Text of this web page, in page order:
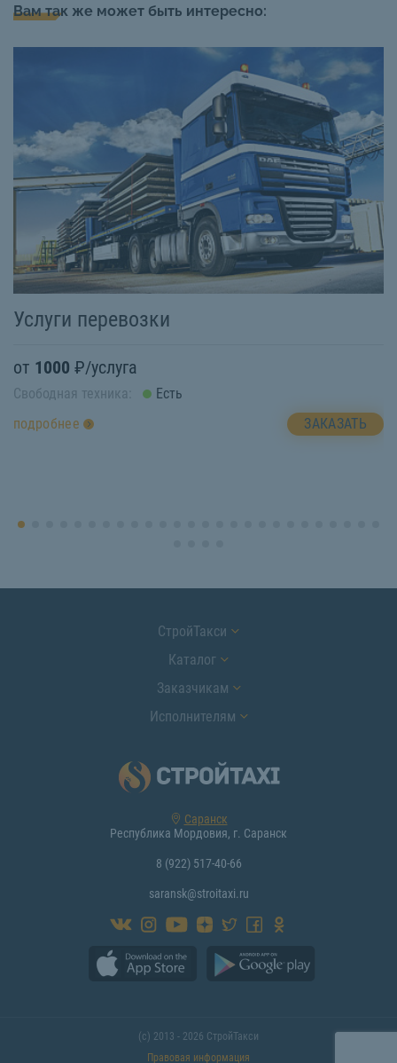
Вам так же может быть интересно:
Услуги перевозки
от 1000 ₽/услуга
Свободная техника:
Есть
подробнее
ЗАКАЗАТЬ
СтройТакси
Каталог
Заказчикам
Исполнителям
Саранск
Республика Мордовия, г. Саранск
8 (922) 517-40-66
saransk@stroitaxi.ru
(с) 2013 - 2026 СтройТакси
Правовая информация